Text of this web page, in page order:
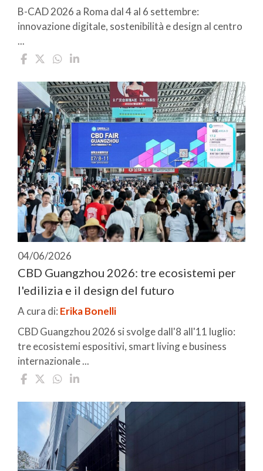
B-CAD 2026 a Roma dal 4 al 6 settembre:
innovazione digitale, sostenibilità e design al centro
...
04/06/2026
CBD Guangzhou 2026: tre ecosistemi per
l'edilizia e il design del futuro
A cura di: Erika Bonelli
CBD Guangzhou 2026 si svolge dall'8 all'11 luglio:
tre ecosistemi espositivi, smart living e business
internazionale ...